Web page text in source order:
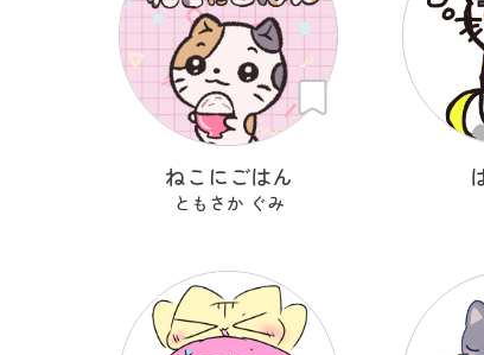
ねこにごはん
ともさか ぐみ